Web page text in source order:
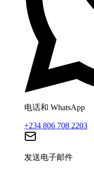
电话和 WhatsApp
+234 806 708 2203
发送电子邮件